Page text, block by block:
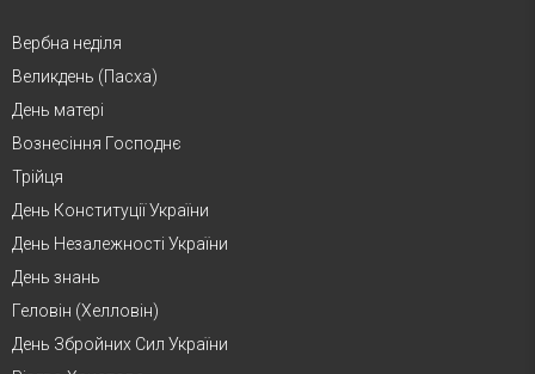
Вербна неділя
Великдень (Пасха)
День матері
Вознесіння Господнє
Трійця
День Конституції України
День Незалежності України
День знань
Геловін (Хелловін)
День Збройних Сил України